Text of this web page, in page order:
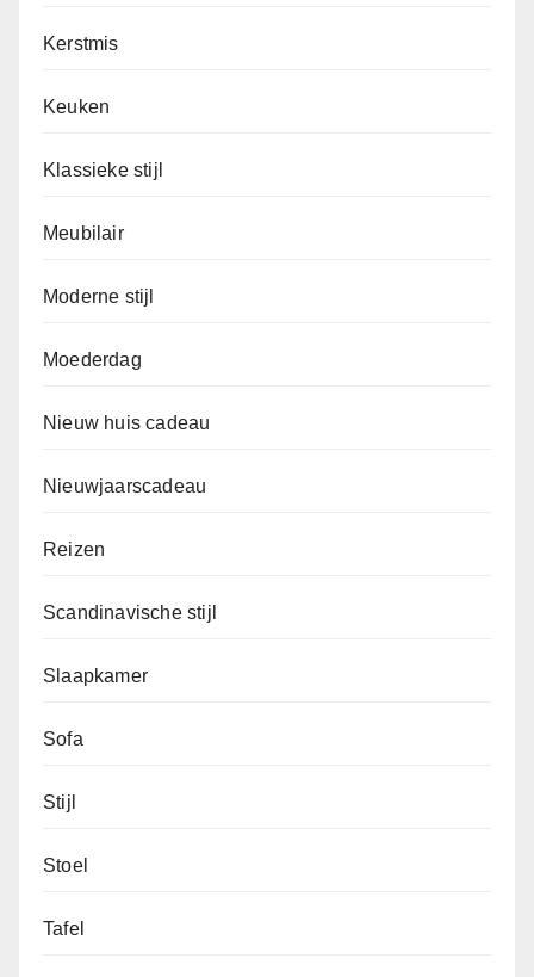
Kerstmis
Keuken
Klassieke stijl
Meubilair
Moderne stijl
Moederdag
Nieuw huis cadeau
Nieuwjaarscadeau
Reizen
Scandinavische stijl
Slaapkamer
Sofa
Stijl
Stoel
Tafel